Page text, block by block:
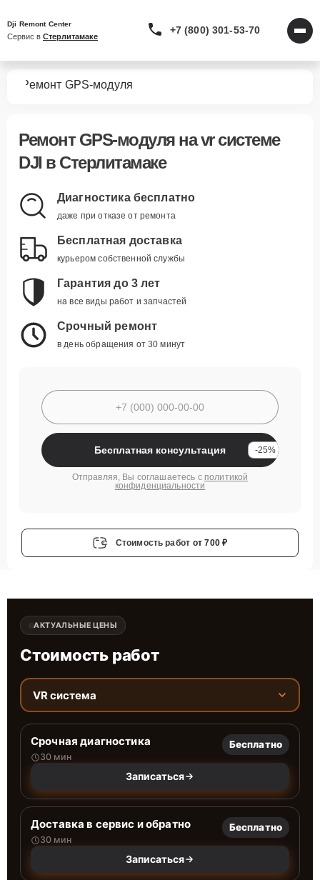
Dji Remont Center
Сервис в Стерлитамаке
+7 (800) 301-53-70
Ремонт GPS-модуля
Ремонт GPS-модуляна vr системе
DJI в Стерлитамаке
Диагностика бесплатно
даже при отказе от ремонта
Бесплатная доставка
курьером собственной службы
Гарантия до 3 лет
на все виды работ и запчастей
Срочный ремонт
в день обращения от 30 минут
Бесплатная консультация -25%
Отправляя, Вы соглашаетесь с политикой
конфиденциальности
Стоимость работ от 700 ₽
АКТУАЛЬНЫЕ ЦЕНЫ
Стоимость работ
VR система
Срочная диагностика
30 мин
Бесплатно
Записаться
Доставка в сервис и обратно
30 мин
Бесплатно
Записаться